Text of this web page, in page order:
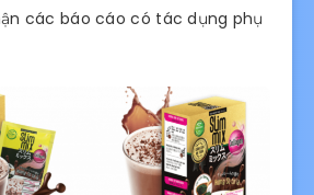
các báo cáo có tác dụng phụ